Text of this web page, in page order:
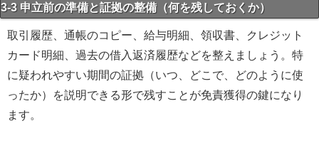
3-3 申立前の準備と証拠の整備（何を残しておくか）
取引履歴、通帳のコピー、給与明細、領収書、クレジット
カード明細、過去の借入返済履歴などを整えましょう。特
に疑われやすい期間の証拠（いつ、どこで、どのように使
ったか）を説明できる形で残すことが免責獲得の鍵になり
ます。